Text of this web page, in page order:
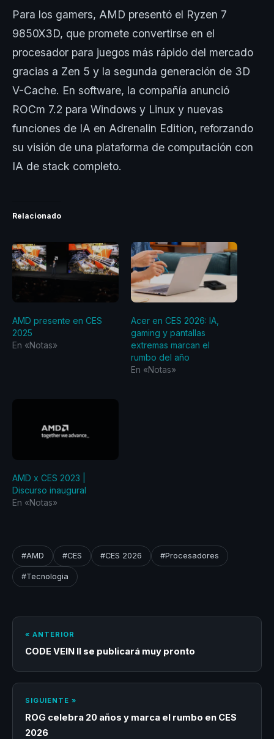
Para los gamers, AMD presentó el Ryzen 7
9850X3D, que promete convertirse en el
procesador para juegos más rápido del mercado
gracias a Zen 5 y la segunda generación de 3D
V-Cache. En software, la compañía anunció
ROCm 7.2 para Windows y Linux y nuevas
funciones de IA en Adrenalin Edition, reforzando
su visión de una plataforma de computación con
IA de stack completo.
Relacionado
AMD presente en CES
2025
En «Notas»
Acer en CES 2026: IA,
gaming y pantallas
extremas marcan el
rumbo del año
En «Notas»
AMD x CES 2023 |
Discurso inaugural
En «Notas»
#AMD #CES #CES 2026 #Procesadores
#Tecnologia
« ANTERIOR
CODE VEIN II se publicará muy pronto
SIGUIENTE »
ROG celebra 20 años y marca el rumbo en CES
2026